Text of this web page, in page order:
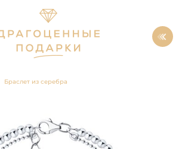
Браслет из серебра